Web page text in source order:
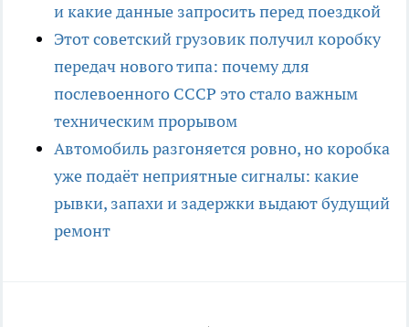
и какие данные запросить перед поездкой
Этот советский грузовик получил коробку
передач нового типа: почему для
послевоенного СССР это стало важным
техническим прорывом
Автомобиль разгоняется ровно, но коробка
уже подаёт неприятные сигналы: какие
рывки, запахи и задержки выдают будущий
ремонт